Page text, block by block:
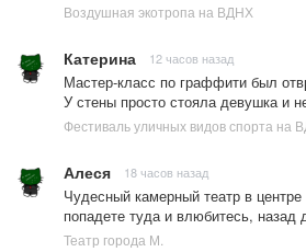
Воздушная экотропа на ВДНХ
Катерина 12 часов назад
Мастер-класс по граффити был
У стены просто стояла девушка и
Фестиваль уличных видов спорта на
Алеся 18 часов назад
Чудесный камерный театр в
попадете туда и влюбитесь, назад
Театр города М.